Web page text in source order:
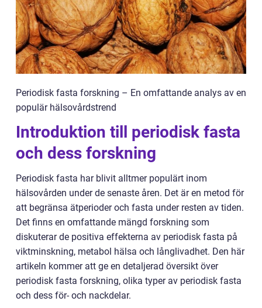
Periodisk fasta forskning – En omfattande analys av en
populär hälsovårdstrend
Introduktion till periodisk fasta
och dess forskning
Periodisk fasta har blivit alltmer populärt inom
hälsovården under de senaste åren. Det är en metod för
att begränsa ätperioder och fasta under resten av tiden.
Det finns en omfattande mängd forskning som
diskuterar de positiva effekterna av periodisk fasta på
viktminskning, metabol hälsa och långlivadhet. Den här
artikeln kommer att ge en detaljerad översikt över
periodisk fasta forskning, olika typer av periodisk fasta
och dess för- och nackdelar.